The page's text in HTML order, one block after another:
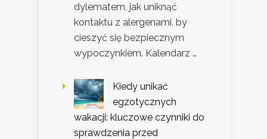
dylematem, jak uniknąć
kontaktu z alergenami, by
cieszyć się bezpiecznym
wypoczynkiem. Kalendarz …
Kiedy unikać
egzotycznych
wakacji: kluczowe czynniki do
sprawdzenia przed